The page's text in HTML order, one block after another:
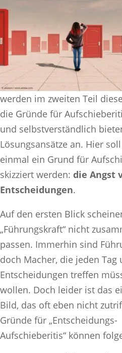
werden im zweiten Teil
die Gründe für
und selbstverständlich
Lösungsansätze an. Hier
einmal ein Grund für
skizziert werden: die Angst
Entscheidungen.
Auf den ersten Blick
„Führungskraft“ nicht
passen. Immerhin sind
doch Macher, die jeden Tag
Entscheidungen treffen
wollen. Doch leider ist das
Bild, das oft eben nicht
Gründe für „Entscheidungs-
Aufschieberitis“ können